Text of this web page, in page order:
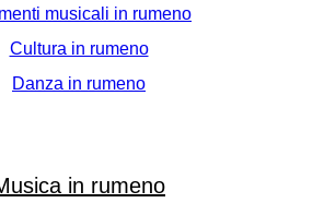
musicali in rumeno
Cultura in rumeno
Danza in rumeno
in rumeno